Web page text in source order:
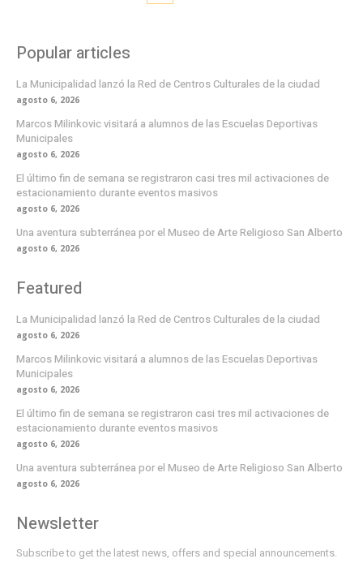
Popular articles
La Municipalidad lanzó la Red de Centros Culturales de la ciudad
agosto 6, 2026
Marcos Milinkovic visitará a alumnos de las Escuelas Deportivas
Municipales
agosto 6, 2026
El último fin de semana se registraron casi tres mil activaciones de
estacionamiento durante eventos masivos
agosto 6, 2026
Una aventura subterránea por el Museo de Arte Religioso San Alberto
agosto 6, 2026
Featured
La Municipalidad lanzó la Red de Centros Culturales de la ciudad
agosto 6, 2026
Marcos Milinkovic visitará a alumnos de las Escuelas Deportivas
Municipales
agosto 6, 2026
El último fin de semana se registraron casi tres mil activaciones de
estacionamiento durante eventos masivos
agosto 6, 2026
Una aventura subterránea por el Museo de Arte Religioso San Alberto
agosto 6, 2026
Newsletter
Subscribe to get the latest news, offers and special announcements.